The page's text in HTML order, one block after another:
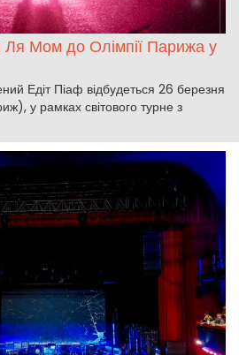
Ля Мом до Олімпії Парижа у
Едіт Піаф відбудеться 26 березня
у рамках світового турне з